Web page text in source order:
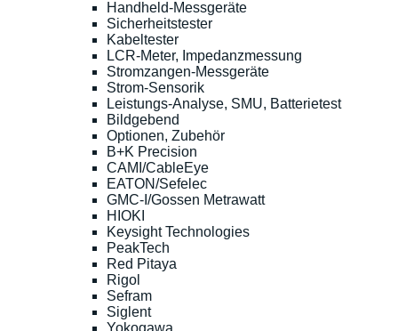
Handheld-Messgeräte
Sicherheitstester
Kabeltester
LCR-Meter, Impedanzmessung
Stromzangen-Messgeräte
Strom-Sensorik
Leistungs-Analyse, SMU, Batterietest
Bildgebend
Optionen, Zubehör
B+K Precision
CAMI/CableEye
EATON/Sefelec
GMC-I/Gossen Metrawatt
HIOKI
Keysight Technologies
PeakTech
Red Pitaya
Rigol
Sefram
Siglent
Yokogawa